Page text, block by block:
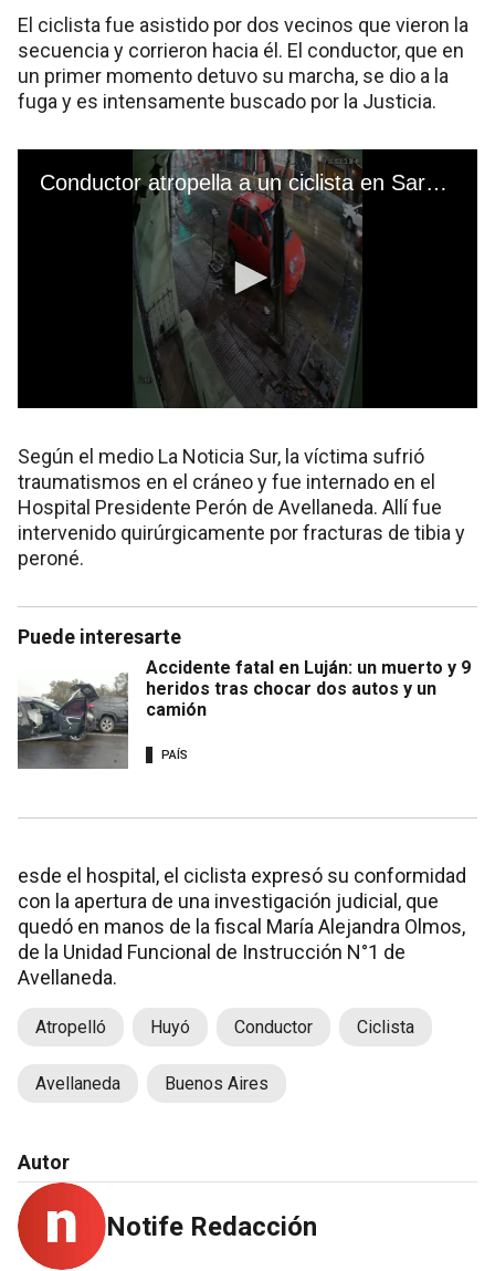
El ciclista fue asistido por dos vecinos que vieron la
secuencia y corrieron hacia él. El conductor, que en
un primer momento detuvo su marcha, se dio a la
fuga y es intensamente buscado por la Justicia.
Según el medio La Noticia Sur, la víctima sufrió
traumatismos en el cráneo y fue internado en el
Hospital Presidente Perón de Avellaneda. Allí fue
intervenido quirúrgicamente por fracturas de tibia y
peroné.
Puede interesarte
Accidente fatal en Luján: un muerto y 9
heridos tras chocar dos autos y un
camión
PAÍS
esde el hospital, el ciclista expresó su conformidad
con la apertura de una investigación judicial, que
quedó en manos de la fiscal María Alejandra Olmos,
de la Unidad Funcional de Instrucción N°1 de
Avellaneda.
Atropelló Huyó Conductor Ciclista
Avellaneda Buenos Aires
Autor
Notife Redacción